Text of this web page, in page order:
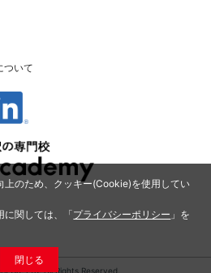
上のため、クッキー(Cookie)を使用してい
に関しては、「プライバシーポリシー 」を
閉じる
ついて
Co.,Ltd. All Rights Reserved.